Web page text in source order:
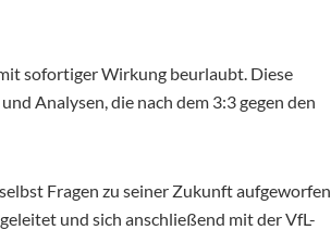
sofortiger Wirkung beurlaubt. Diese
Analysen, die nach dem 3:3 gegen den
Fragen zu seiner Zukunft aufgeworfen
und sich anschließend mit der VfL-